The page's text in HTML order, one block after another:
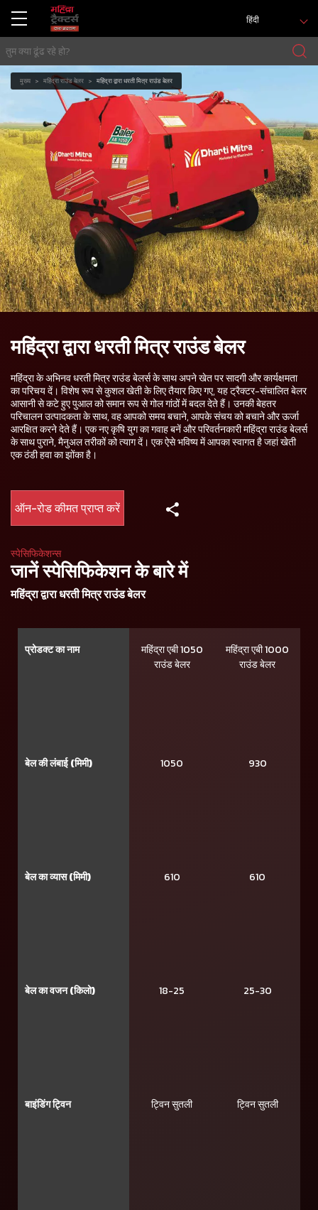
हिंदी
मुख्य महिंद्रा राउंड बेलर महिंद्रा द्वारा धरती मित्र राउंड बेलर
महिंद्रा द्वारा धरती मित्र राउंड बेलर
महिंद्रा के अभिनव धरती मित्र राउंड बेलर्स के साथ अपने खेत पर सादगी और कार्यक्षमता
का परिचय दें। विशेष रूप से कुशल खेती के लिए तैयार किए गए, यह ट्रैक्टर-संचालित बेलर
आसानी से कटे हुए पुआल को समान रूप से गोल गांठों में बदल देते हैं। उनकी बेहतर
परिचालन उत्पादकता के साथ, वह आपको समय बचाने, आपके संचय को बचाने और ऊर्जा
आरक्षित करने देते हैं। एक नए कृषि युग का गवाह बनें और परिवर्तनकारी महिंद्रा राउंड बेलर्स
के साथ पुराने, मैनुअल तरीकों को त्याग दें। एक ऐसे भविष्य में आपका स्वागत है जहां खेती
एक ठंडी हवा का झोंका है।
ऑन-रोड कीमत प्राप्त करें
स्पेसिफिकेशन्स
जानें स्पेसिफिकेशन के बारे में
महिंद्रा द्वारा धरती मित्र राउंड बेलर
प्रोडक्ट का नाम
बेल की लंबाई (मिमी)
बेल का व्यास (मिमी)
बेल का वजन (किलो)
बाइंडिंग ट्विन
महिंद्रा एबी 1050
राउंड बेलर
1050
610
18-25
ट्विन सुतली
महिंद्रा एबी 1000
राउंड बेलर
930
610
25-30
ट्विन सुतली